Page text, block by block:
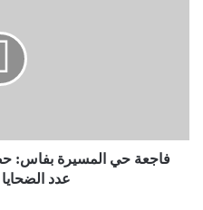
فاجعة حي المسيرة بفاس:
عدد الضحايا إلى